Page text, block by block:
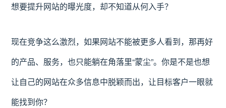
想要提升网站的曝光度，却不知道从何入手？
现在竞争这么激烈，如果网站不能被更多人看到，那再好
的产品、服务，也只能躺在角落里“蒙尘”。你是不是也想
让自己的网站在众多信息中脱颖而出，让目标客户一眼就
能找到你？